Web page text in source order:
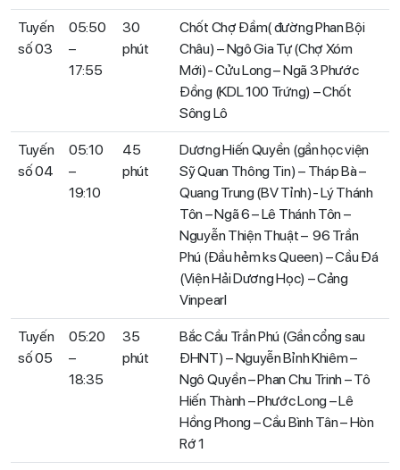
Tuyến
số 03
05:50
–
17:55
30
phút
Chốt Chợ Đầm( đường Phan Bội
Châu) – Ngô Gia Tự (Chợ Xóm
Mới)- Cửu Long – Ngã 3 Phước
Đồng (KDL 100 Trứng) – Chốt
Sông Lô
Tuyến
số 04
05:10
–
19:10
45
phút
Dương Hiến Quyền (gần học viện
Sỹ Quan Thông Tin) – Tháp Bà –
Quang Trung (BV Tỉnh)- Lý Thánh
Tôn – Ngã 6 – Lê Thánh Tôn –
Nguyễn Thiện Thuật – 96 Trần
Phú (Đầu hẻm ks Queen) – Cầu Đá
(Viện Hải Dương Học) – Cảng
Vinpearl
Tuyến
số 05
05:20
–
18:35
35
phút
Bắc Cầu Trần Phú (Gần cổng sau
ĐHNT) – Nguyễn Bỉnh Khiêm –
Ngô Quyền – Phan Chu Trinh – Tô
Hiến Thành – Phước Long – Lê
Hồng Phong – Cầu Bình Tân – Hòn
Rớ 1